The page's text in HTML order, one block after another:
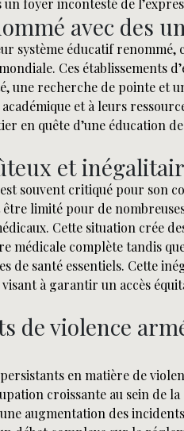
foyer incontesté de
avec des
système éducatif renommé,
Ces établissements
une recherche de pointe et
et à leurs
en quête d’une éducation
et
souvent critiqué pour son
être limité pour de
Cette situation crée
médicale complète tandis
de santé essentiels. Cette
à garantir un accès
de violence
en matière de
croissante au sein de la
augmentation des